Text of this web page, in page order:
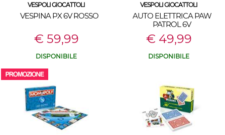
VESPOLI GIOCATTOLI
VESPINA PX 6V ROSSO
€ 59,99
DISPONIBILE
VESPOLI GIOCATTOLI
AUTO ELETTRICA PAW
PATROL 6V
€ 49,99
DISPONIBILE